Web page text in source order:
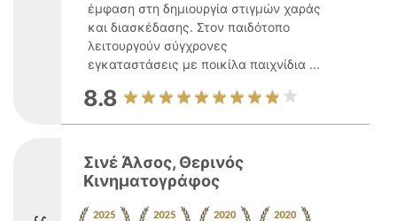
έμφαση στη δημιουργία στιγμών χαράς
και διασκέδασης. Στον παιδότοπο
λειτουργούν σύγχρονες
εγκαταστάσεις με ποικίλα παιχνίδια ...
8.8
Σινέ Άλσος, Θερινός
Κινηματογράφος